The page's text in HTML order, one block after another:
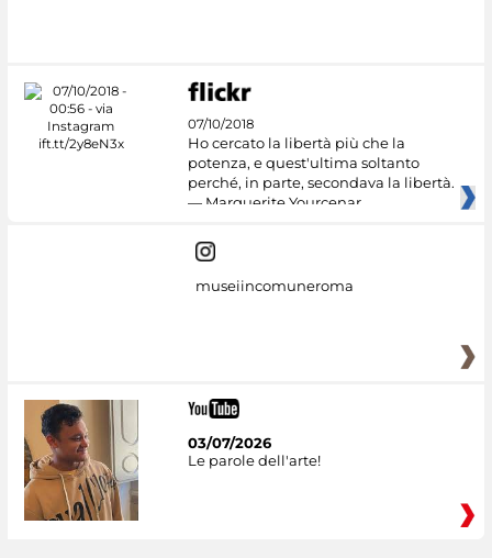
07/10/2018
Ho cercato la libertà più che la
potenza, e quest'ultima soltanto
perché, in parte, secondava la libertà.
— Marguerite Yourcenar
museiincomuneroma
03/07/2026
Le parole dell'arte!